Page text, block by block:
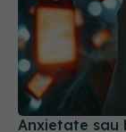
Anxietate sau
Simptomul pe
25 iun 2025, 19:42